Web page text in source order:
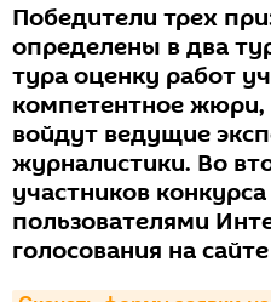
Победители трех
определены в два
тура оценку работ
компетентное жюри,
войдут ведущие
журналистики. Во
участников
пользователями
голосования на